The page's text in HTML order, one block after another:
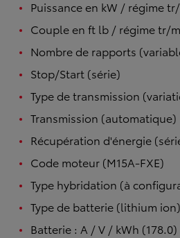
Puissance en kW / régime
Couple en ft lb / régime tr/
Nombre de rapports
Stop/Start (série)
Type de transmission
Transmission (automatique)
Récupération d'énergie
Code moteur (M15A-FXE)
Type hybridation (à
Type de batterie (lithium ion)
Batterie : A / V / kWh (178.0)